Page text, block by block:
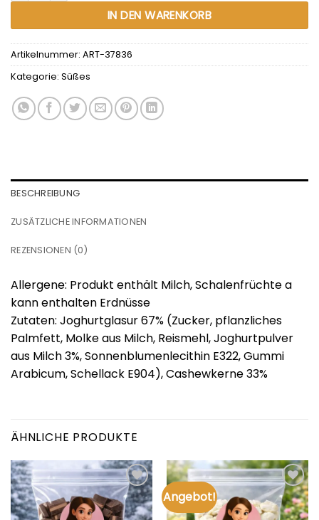
IN DEN WARENKORB
Artikelnummer: ART-37836
Kategorie: Süßes
BESCHREIBUNG
ZUSÄTZLICHE INFORMATIONEN
REZENSIONEN (0)
Allergene: Produkt enthält Milch, Schalenfrüchte a
kann enthalten Erdnüsse
Zutaten: Joghurtglasur 67% (Zucker, pflanzliches
Palmfett, Molke aus Milch, Reismehl, Joghurtpulver
aus Milch 3%, Sonnenblumenlecithin E322, Gummi
Arabicum, Schellack E904), Cashewkerne 33%
ÄHNLICHE PRODUKTE
Add to
wishlist
Angebot!
Add to
wishlist